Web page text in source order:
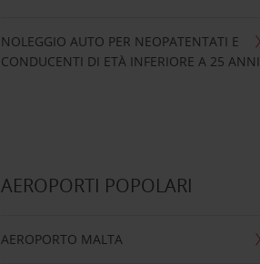
NOLEGGIO AUTO PER NEOPATENTATI E
CONDUCENTI DI ETÀ INFERIORE A 25 ANNI
AEROPORTI POPOLARI
AEROPORTO MALTA